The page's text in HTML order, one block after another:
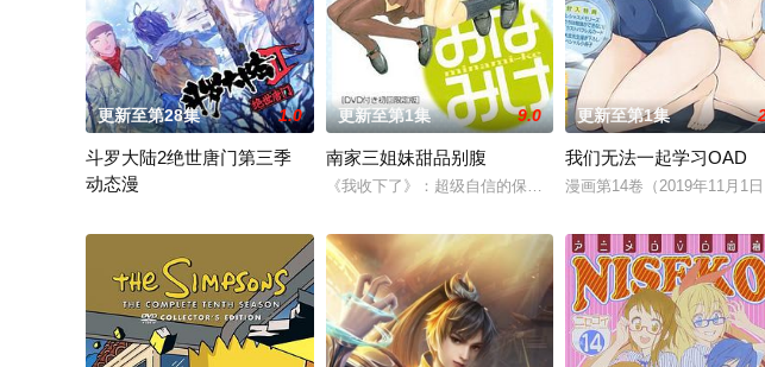
更新至第28集 1.0
斗罗大陆2绝世唐门第三季
动态漫
更新至第1集 9.0
南家三姐妹甜品别腹
《我收下了》：超级自信的保坂（小野大辅 配音）一心做出令
更新至第1集
我们无法一起学习OAD
漫画第14卷（2019年11月1